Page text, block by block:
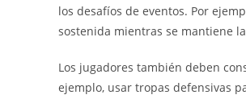
los desafíos de eventos. Por
sostenida mientras se mantiene
Los jugadores también deben
ejemplo, usar tropas defensivas